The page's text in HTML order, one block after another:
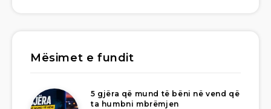
Mësimet e fundit
5 gjëra që mund të bëni në vend që
ta humbni mbrëmjen